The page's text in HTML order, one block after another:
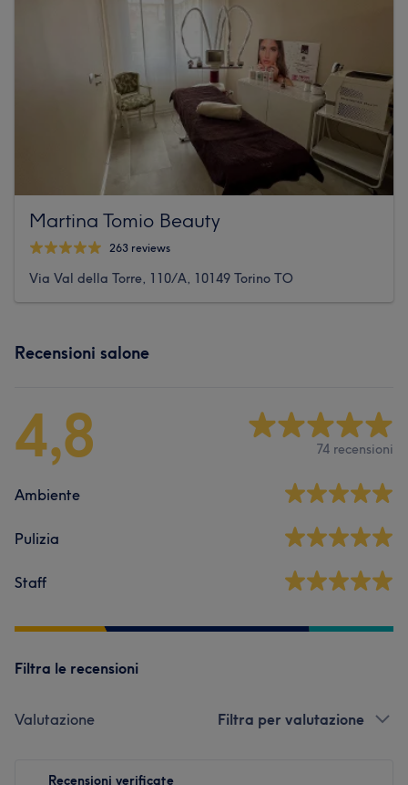
Martina Tomio Beauty
263 reviews
Via Val della Torre, 110/A, 10149 Torino TO
Recensioni salone
4,8 74 recensioni
Ambiente
Pulizia
Staff
Filtra le recensioni
Valutazione Filtra per valutazione
Recensioni verificate